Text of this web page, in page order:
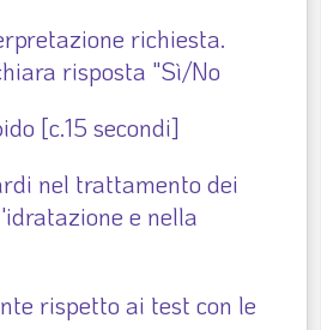
richiesta.
risposta "Sì/No
[c.15 secondi]
nel trattamento dei
e nella
rispetto ai test con le